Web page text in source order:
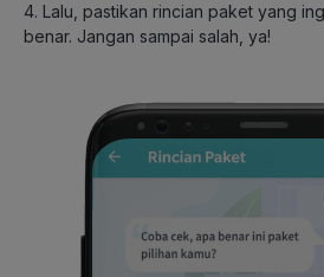
4. Lalu, pastikan rincian paket yang
benar. Jangan sampai salah, ya!